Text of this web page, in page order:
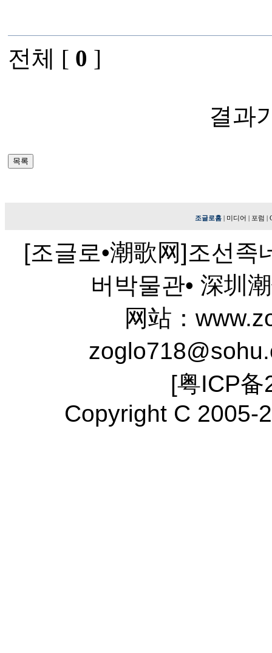
전체 [ 0 ]
결과
조글로홈| 미디어 | 포럼 |
[조글로•潮歌网]조선족
버박물관• 深圳
网站：
[粤ICP备
Copyright C 2005-